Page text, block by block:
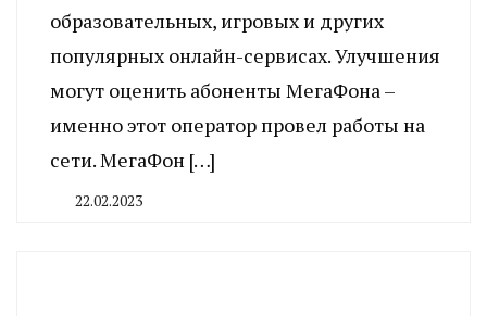
образовательных, игровых и других
популярных онлайн-сервисах. Улучшения
могут оценить абоненты МегаФона –
именно этот оператор провел работы на
сети. МегаФон […]
22.02.2023